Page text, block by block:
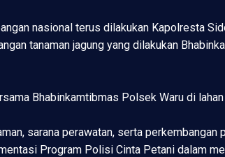
nasional terus dilakukan Kapolresta
tanaman jagung yang dilakukan
Bhabinkamtibmas Polsek Waru di
sarana perawatan, serta
Program Polisi Cinta Petani dalam